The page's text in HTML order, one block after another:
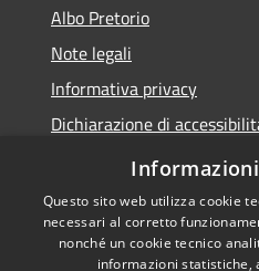
Albo Pretorio
Note legali
Informativa privacy
Dichiarazione di
Obiettivi di accessibilità
Questo sito web utilizza cookie
necessari al corretto
nonché un cookie tecnico
informazioni statistiche,